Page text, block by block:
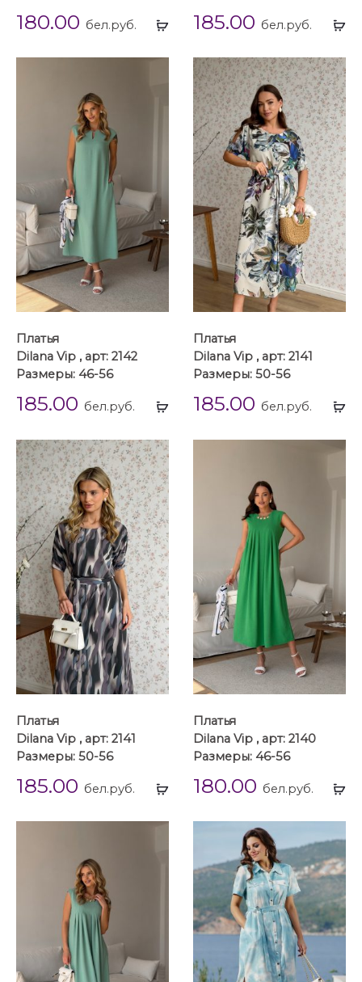
Выбрать
180.00 бел.руб. 185.00 бел.руб.
Выбрать
Платья
Dilana Vip , арт: 2142
Размеры: 46-56
185.00 бел.руб.
Платья
Dilana Vip , арт: 2141
Размеры: 50-56
185.00 бел.руб.
Выбрать
Платья
Dilana Vip , арт: 2141
Размеры: 50-56
185.00 бел.руб.
Платья
Dilana Vip , арт: 2140
Размеры: 46-56
180.00 бел.руб.